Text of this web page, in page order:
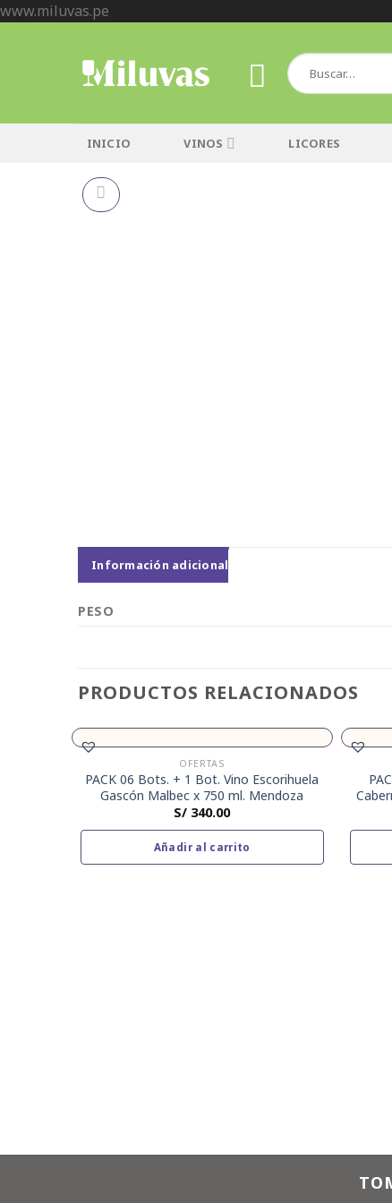
www.miluvas.pe
Buscar
por:
INICIO VINOS LICORES
Información adicional
PESO
PRODUCTOS RELACIONADOS
OFERTAS
PACK 06 Bots. + 1 Bot. Vino Escorihuela
Gascón Malbec x 750 ml. Mendoza
S/ 340.00
Añadir al carrito